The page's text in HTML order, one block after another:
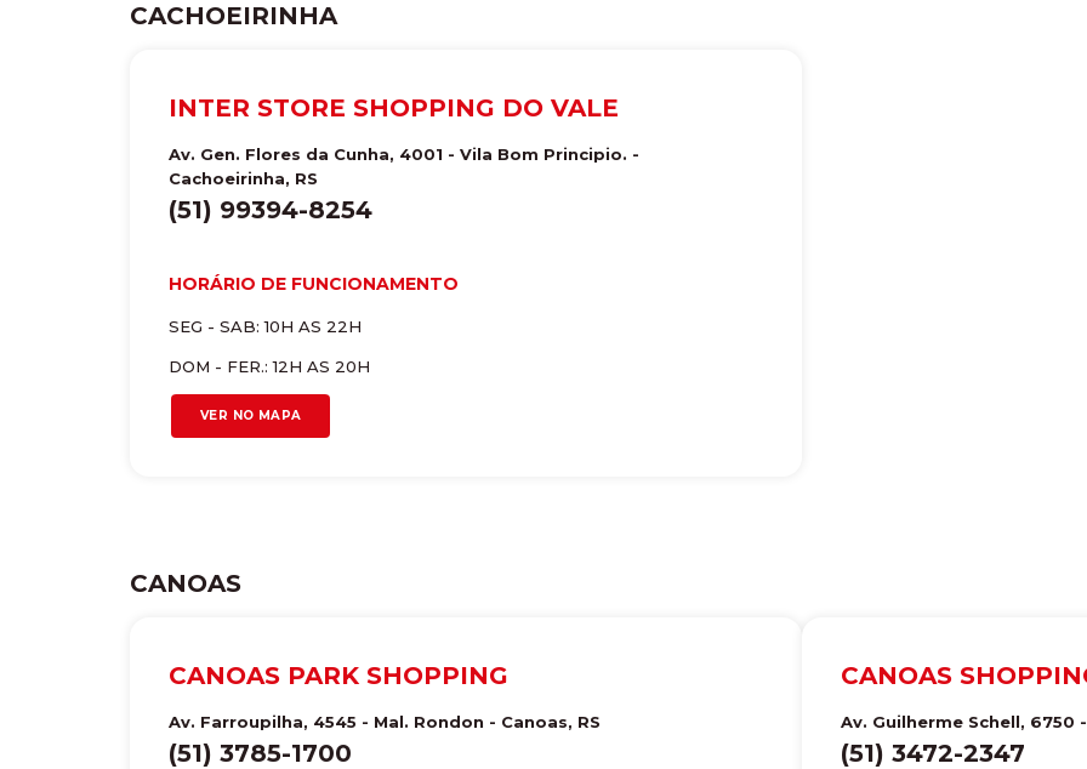
CACHOEIRINHA
INTER STORE SHOPPING DO VALE
Av. Gen. Flores da Cunha, 4001 - Vila Bom Principio. -
Cachoeirinha, RS
(51) 99394-8254
HORÁRIO DE FUNCIONAMENTO
SEG - SAB: 10H AS 22H
DOM - FER.: 12H AS 20H
VER NO MAPA
CANOAS
CANOAS PARK SHOPPING
Av. Farroupilha, 4545 - Mal. Rondon - Canoas, RS
(51) 3785-1700
CANOAS
Av. Guilherme Schell, 6750
(51) 3472-2347